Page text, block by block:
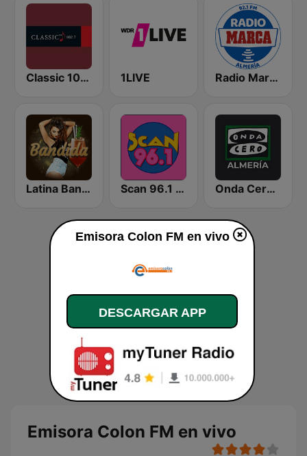
Classic 1027 1LIVE Radio Marca Almería
Latina Bandida! Scan 96.1 FM Onda Cero Almería
Emisora Colon FM en vivo
Emisora Colon FM en vivo
DESCARGAR APP